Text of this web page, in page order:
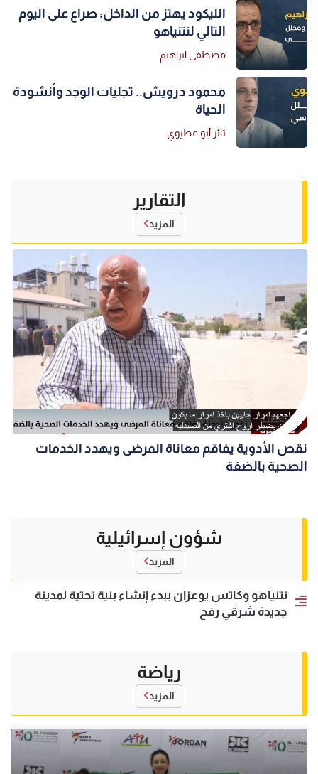
الليكود يهتز من الداخل: صراع على اليوم
التالي لنتنياهو
مصطفى ابراهيم
محمود درويش.. تجليات الوجد وأنشودة
الحياة
ثائر أبو عطيوي
التقارير
المزيد
نقص الأدوية يفاقم معاناة المرضى ويهدد الخدمات
الصحية بالضفة
شؤون إسرائيلية
المزيد
نتنياهو وكاتس يوعزان ببدء إنشاء بنية تحتية لمدينة
جديدة شرقي رفح
رياضة
المزيد